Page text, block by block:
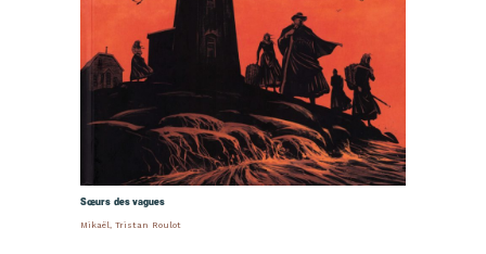
Sœurs des vagues
Mikaël, Tristan Roulot